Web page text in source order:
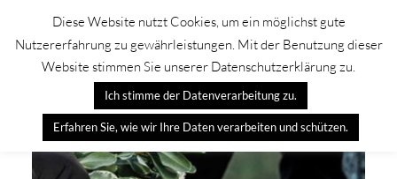
Myelom-Heilen e.V.
Diese Website nutzt Cookies, um ein möglichst gute
Nutzererfahrung zu gewährleistungen. Mit der Benutzung dieser
Website stimmen Sie unserer Datenschutzerklärung zu.
Ich stimme der Datenverarbeitung zu.
Erfahren Sie, wie wir Ihre Daten verarbeiten und schützen.